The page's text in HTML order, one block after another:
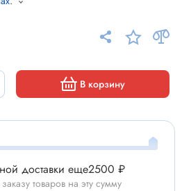
В корзину
доставки еще2500 ₽
товаров на эту сумму